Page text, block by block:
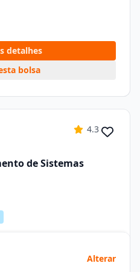
detalhes
bolsa
4.3
de Sistemas
Alterar